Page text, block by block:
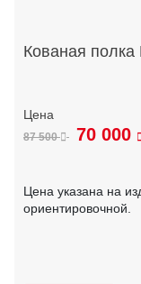
Кованая полка
87 500 70 000
Цена указана на
ориентировочной.